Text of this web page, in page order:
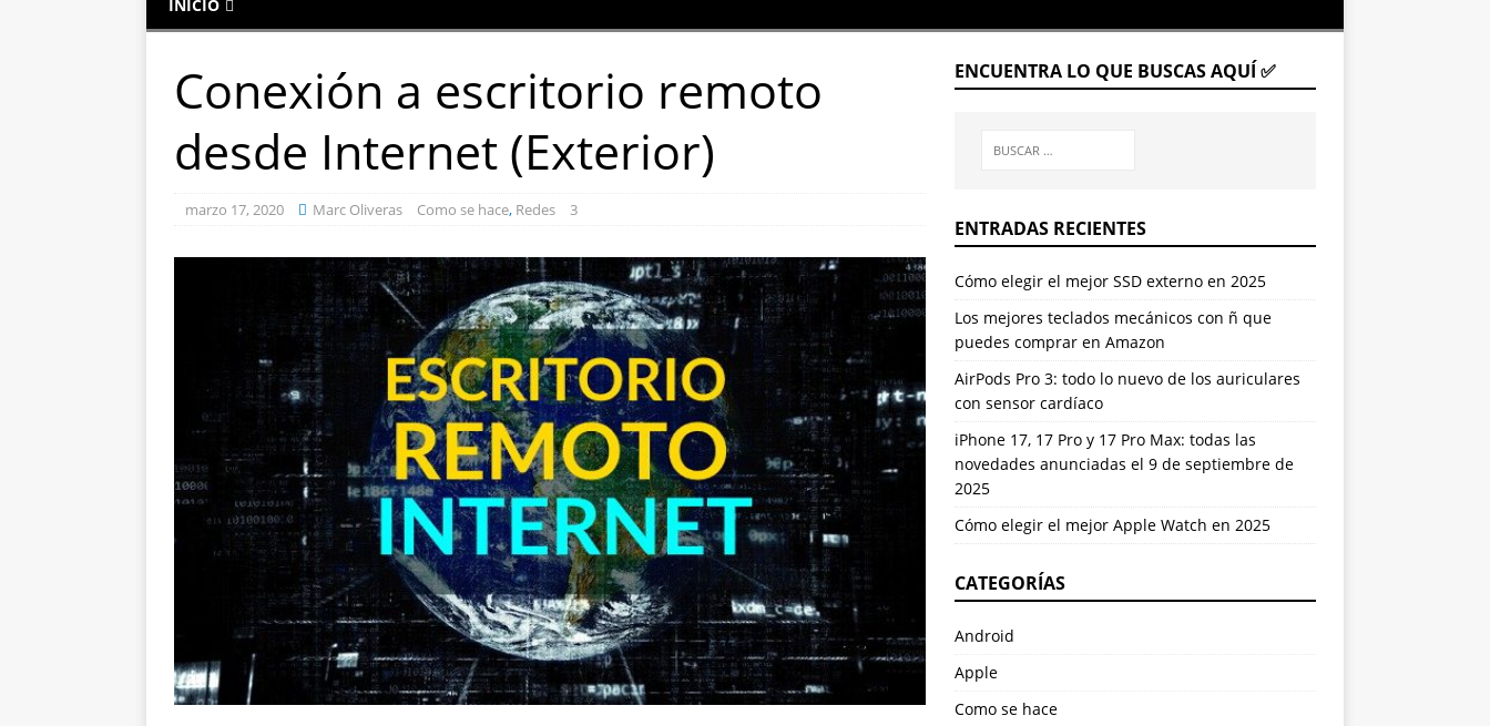
INICIO
Conexión a escritorio remoto
desde Internet (Exterior)
marzo 17, 2020 Marc Oliveras Como se hace, Redes 3
ENCUENTRA LO QUE BUSCAS AQUÍ ✅
ENTRADAS RECIENTES
Cómo elegir el mejor SSD externo en 2025
Los mejores teclados mecánicos con ñ que
puedes comprar en Amazon
AirPods Pro 3: todo lo nuevo de los auriculares
con sensor cardíaco
iPhone 17, 17 Pro y 17 Pro Max: todas las
novedades anunciadas el 9 de septiembre de
2025
Cómo elegir el mejor Apple Watch en 2025
CATEGORÍAS
Android
Apple
Como se hace